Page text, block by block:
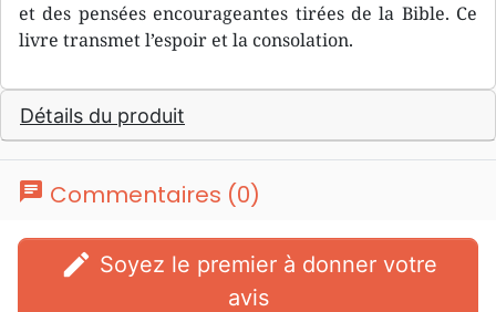
et des pensées encourageantes tirées de la Bible. Ce
livre transmet l’espoir et la consolation.
Détails du produit
chat Commentaires (0)
edit
avis